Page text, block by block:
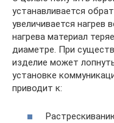
устанавливается
увеличивается нагрев
нагрева материал
диаметре. При
изделие может
установке
приводит к: